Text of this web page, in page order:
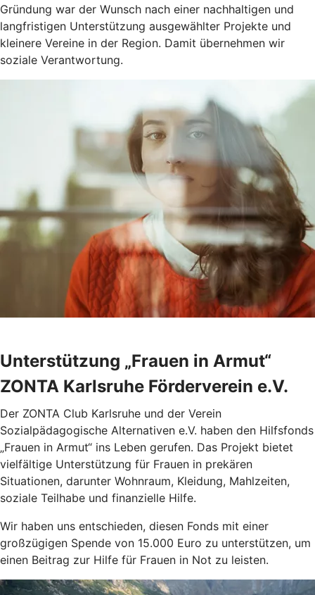
Gründung war der Wunsch nach einer nachhaltigen und
langfristigen Unterstützung ausgewählter Projekte und
kleinere Vereine in der Region. Damit übernehmen wir
soziale Verantwortung.
Unterstützung „Frauen in Armut“
ZONTA Karlsruhe Förderverein e.V.
Der ZONTA Club Karlsruhe und der Verein
Sozialpädagogische Alternativen e.V. haben den Hilfsfonds
„Frauen in Armut“ ins Leben gerufen. Das Projekt bietet
vielfältige Unterstützung für Frauen in prekären
Situationen, darunter Wohnraum, Kleidung, Mahlzeiten,
soziale Teilhabe und finanzielle Hilfe.
Wir haben uns entschieden, diesen Fonds mit einer
großzügigen Spende von 15.000 Euro zu unterstützen, um
einen Beitrag zur Hilfe für Frauen in Not zu leisten.